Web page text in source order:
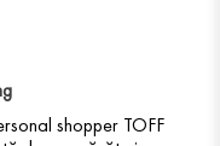
shopper TOFF